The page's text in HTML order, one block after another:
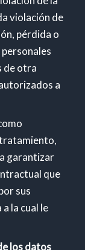
violación de
pérdida o
de otra
a
garantizar
que
sus
la cual le
los datos